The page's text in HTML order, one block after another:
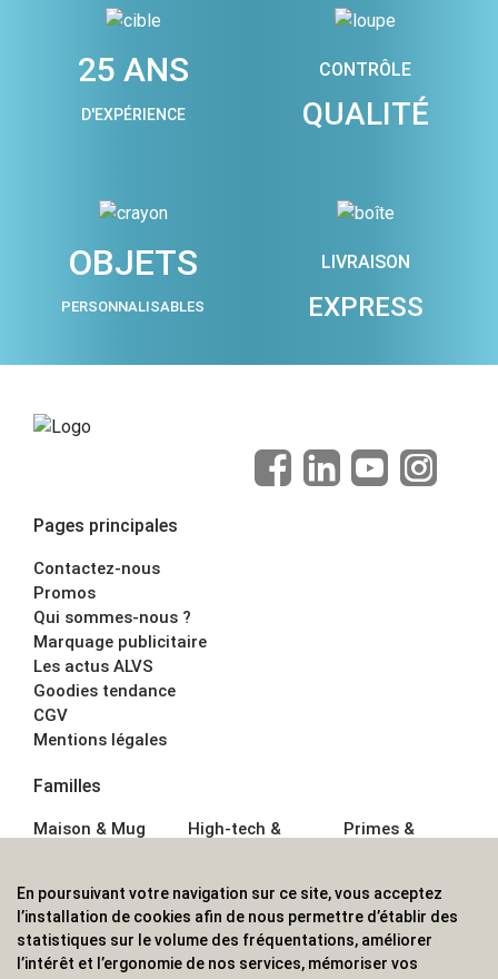
25 ANS
D'EXPÉRIENCE
CONTRÔLE
QUALITÉ
OBJETS
PERSONNALISABLES
LIVRAISON
EXPRESS
Pages principales
Contactez-nous
Promos
Qui sommes-nous ?
Marquage publicitaire
Les actus ALVS
Goodies tendance
CGV
Mentions légales
Familles
Maison & Mug
Écriture
Bagagerie sacs
High-tech &
Sport &
Outdoor
Enfant
Primes &
Boisson
Textile &
Casquette
En poursuivant votre navigation sur ce site, vous acceptez
l’installation de cookies afin de nous permettre d’établir des
statistiques sur le volume des fréquentations, améliorer
l’intérêt et l’ergonomie de nos services, mémoriser vos